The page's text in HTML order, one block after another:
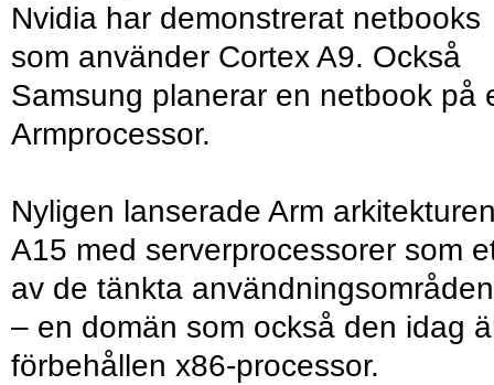
Nvidia har demonstrerat netbooks
som använder Cortex A9. Också
Samsung planerar en netbook på
Armprocessor.
Nyligen lanserade Arm
A15 med serverprocessorer som
av de tänkta
– en domän som också den idag
förbehållen x86-processor.